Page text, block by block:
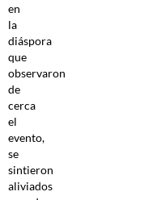
en
la
diáspora
que
observaron
de
cerca
el
evento,
se
sintieron
aliviados